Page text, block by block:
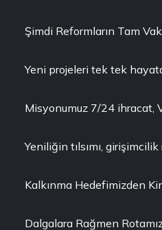
Şimdi Reformların Tam
Yeni projeleri tek tek
Misyonumuz 7/24 ihracat,
Yeniliğin tılsımı, girişimcilik
Kalkınma Hedefimizden
Dalgalara Rağmen